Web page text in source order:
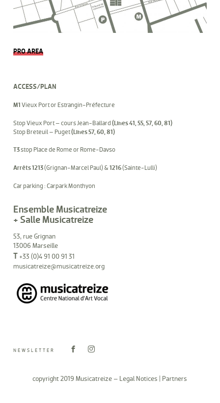
PRO AREA
ACCESS/PLAN
M1 Vieux Port or Estrangin-Préfecture
Stop Vieux Port – cours Jean-Ballard (Lines 41, 55, 57, 60, 81)
Stop Breteuil – Puget(Lines 57, 60, 81)
T3stop Place de Rome or Rome-Davso
Arrêts 1213(Grignan-Marcel Paul) & 1216(Sainte-Lulli)
Car parking : Carpark Monthyon
Ensemble Musicatreize
+ Salle Musicatreize
53, rue Grignan
13006 Marseille
T+33 (0)4 91 00 91 31
musicatreize@musicatreize.org
NEWSLETTER
copyright 2019 Musicatreize – Legal Notices Partners